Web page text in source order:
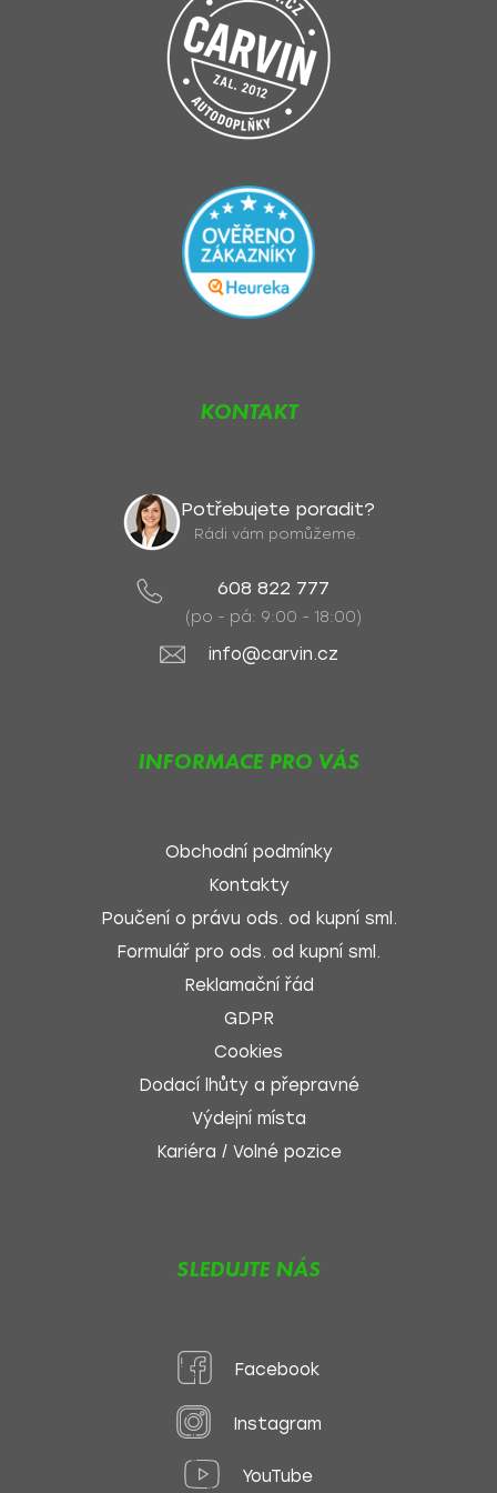
KONTAKT
Potřebujete poradit?
Rádi vám pomůžeme.
608 822 777
(po - pá: 9:00 - 18:00)
info@carvin.cz
INFORMACE PRO VÁS
Obchodní podmínky
Kontakty
Poučení o právu ods. od kupní sml.
Formulář pro ods. od kupní sml.
Reklamační řád
GDPR
Cookies
Dodací lhůty a přepravné
Výdejní místa
Kariéra / Volné pozice
SLEDUJTE NÁS
Facebook
Instagram
YouTube